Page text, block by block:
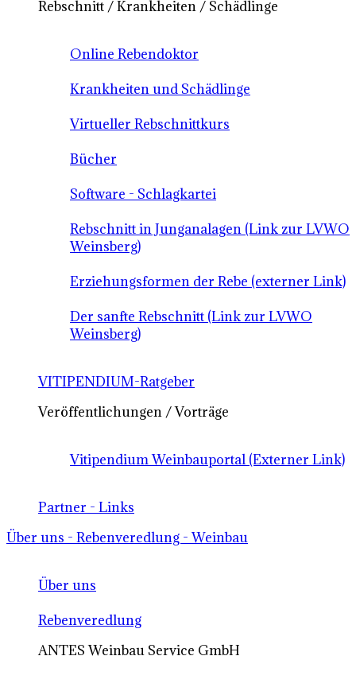
Rebschnitt / Krankheiten / Schädlinge
Online Rebendoktor
Krankheiten und Schädlinge
Virtueller Rebschnittkurs
Bücher
Software - Schlagkartei
Rebschnitt in Junganalagen (Link zur LVWO
Weinsberg)
Erziehungsformen der Rebe (externer Link)
Der sanfte Rebschnitt (Link zur LVWO
Weinsberg)
VITIPENDIUM-Ratgeber
Veröffentlichungen / Vorträge
Vitipendium Weinbauportal (Externer Link)
Partner - Links
Über uns - Rebenveredlung - Weinbau
Über uns
Rebenveredlung
ANTES Weinbau Service GmbH